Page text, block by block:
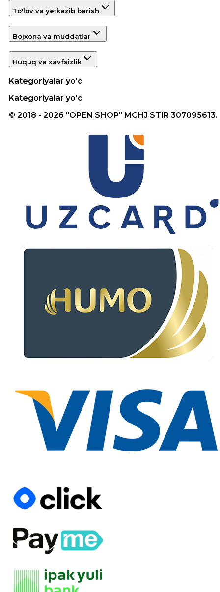
To'lov va yetkazib berish
Bojxona va muddatlar
Huquq va xavfsizlik
Kategoriyalar yo'q
Kategoriyalar yo'q
© 2018 - 2026 "OPEN SHOP" MCHJ STIR 307095613.